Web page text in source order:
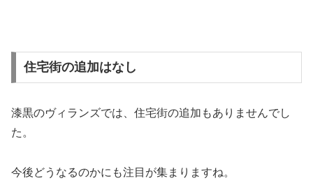
住宅街の追加はなし
漆黒のヴィランズでは、住宅街の追加もありませんでし
た。
今後どうなるのかにも注目が集まりますね。